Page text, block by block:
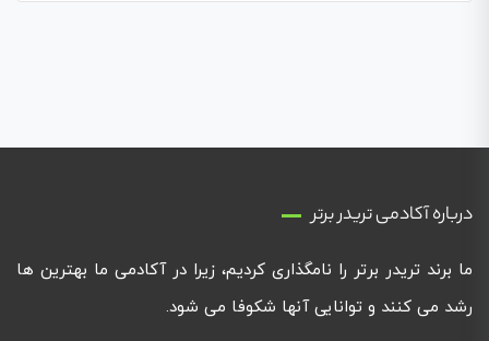
درباره آکادمی تریدر برتر
ما برند تریدر برتر را نامگذاری کردیم، زیرا در آکادمی ما بهترین ها
رشد می کنند و توانایی آنها شکوفا می شود.